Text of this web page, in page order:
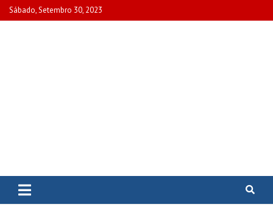
Skip
to
Sábado, Setembro 30, 2023
www.portalcascais.pt
recentes e veja programas de TV,
reportagens e podcasts